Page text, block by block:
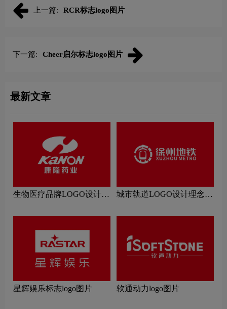
上一篇: RCR标志logo图片
下一篇: Cheer启尔标志logo图片
最新文章
生物医疗品牌LOGO设计理
城市轨道LOGO设计理念解
星辉娱乐标志logo图片 软通动力logo图片